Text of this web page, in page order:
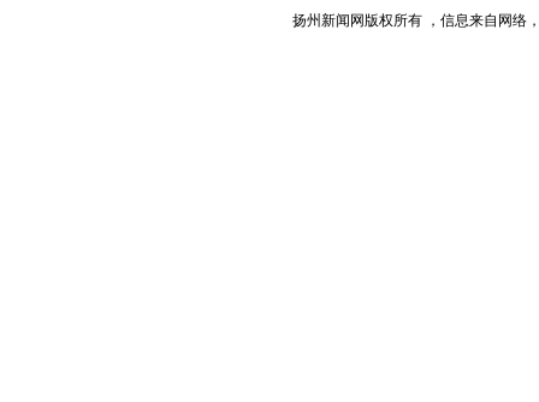
扬州新闻网版权所有 ，信息来自网络